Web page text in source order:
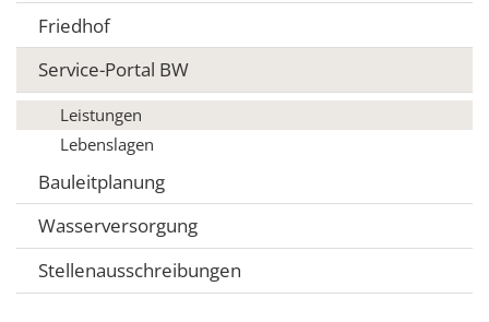
Friedhof
Service-Portal BW
Leistungen
Lebenslagen
Bauleitplanung
Wasserversorgung
Stellenausschreibungen